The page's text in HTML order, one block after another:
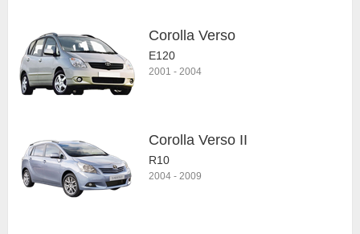
Corolla Verso
E120
2001 - 2004
Corolla Verso II
R10
2004 - 2009